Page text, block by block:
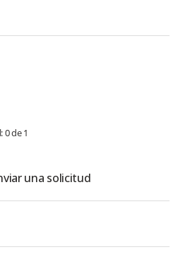
0 de 1
una solicitud